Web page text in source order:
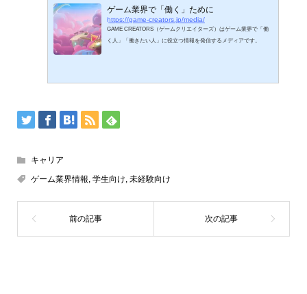
ゲーム業界で「働く」ために
https://game-creators.jp/media/
GAME CREATORS（ゲームクリエイターズ）はゲーム業界で「働
く人」「働きたい人」に役立つ情報を発信するメディアです。
キャリア
ゲーム業界情報, 学生向け, 未経験向け